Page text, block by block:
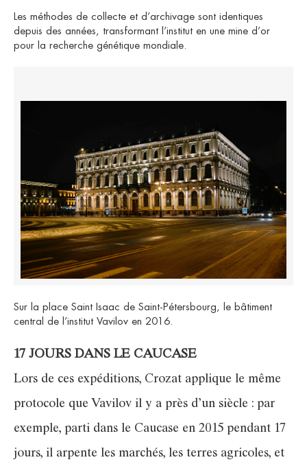
Les méthodes de collecte et d’archivage sont identiques
depuis des années, transformant l’institut en une mine d’or
pour la recherche génétique mondiale.
Sur la place Saint Isaac de Saint-Pétersbourg, le bâtiment
central de l’institut Vavilov en 2016.
17 JOURS DANS LE CAUCASE
Lors de ces expéditions, Crozat applique le même
protocole que Vavilov il y a près d’un siècle : par
exemple, parti dans le Caucase en 2015 pendant 17
jours, il arpente les marchés, les terres agricoles, et